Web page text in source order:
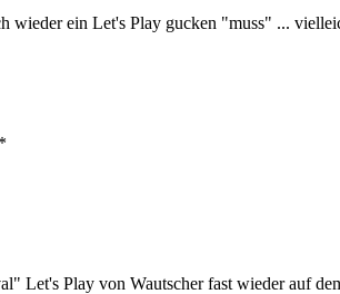
wieder ein Let's Play gucken "muss" ...
Let's Play von Wautscher fast wieder auf